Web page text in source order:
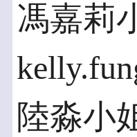
馮嘉莉
陸淼小